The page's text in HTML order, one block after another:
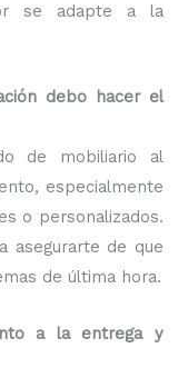
se adapte a la
debo hacer el
de mobiliario al
especialmente
o personalizados.
asegurarte de que
de última hora.
a la entrega y